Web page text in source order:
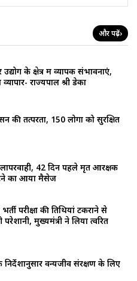
और पढ़ें›
के क्षेत्र में व्यापक संभावनाएं,
राज्यपाल श्री डेका
की तत्परता, 150 लोगों को सुरक्षित
लापरवाही, 42 दिन पहले मृत आरक्षक
का आया मैसेज
परीक्षा की तिथियां टकराने से
परेशानी, मुख्यमंत्री ने लिया त्वरित
वन्यजीव संरक्षण के लिए